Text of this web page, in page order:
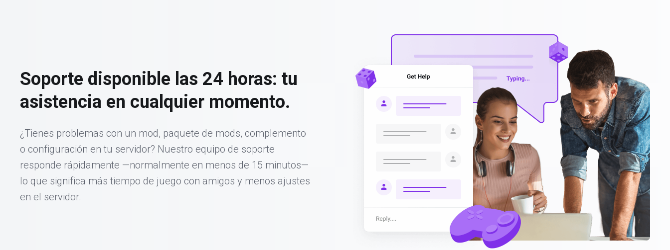
Soporte disponible las 24 horas: tu
asistencia en cualquier momento.
¿Tienes problemas con un mod, paquete de mods, complemento
o configuración en tu servidor? Nuestro equipo de soporte
responde rápidamente —normalmente en menos de 15 minutos—
lo que significa más tiempo de juego con amigos y menos ajustes
en el servidor.